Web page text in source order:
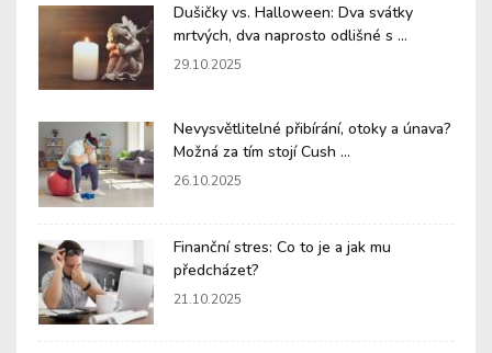
Dušičky vs. Halloween: Dva svátky
mrtvých, dva naprosto odlišné s ...
29.10.2025
Nevysvětlitelné přibírání, otoky a únava?
Možná za tím stojí Cush ...
26.10.2025
Finanční stres: Co to je a jak mu
předcházet?
21.10.2025